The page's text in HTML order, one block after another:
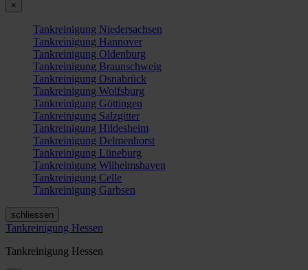
×
Tankreinigung Niedersachsen
Tankreinigung Hannover
Tankreinigung Oldenburg
Tankreinigung Braunschweig
Tankreinigung Osnabrück
Tankreinigung Wolfsburg
Tankreinigung Göttingen
Tankreinigung Salzgitter
Tankreinigung Hildesheim
Tankreinigung Delmenhorst
Tankreinigung Lüneburg
Tankreinigung Wilhelmshaven
Tankreinigung Celle
Tankreinigung Garbsen
schliessen
Tankreinigung Hessen
Tankreinigung Hessen